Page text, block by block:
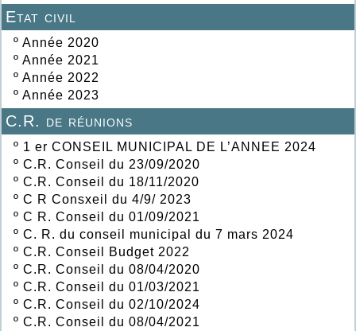
Etat civil
º Année 2020
º Année 2021
º Année 2022
º Année 2023
C.R. de réunions
º 1 er CONSEIL MUNICIPAL DE L’ANNEE 2024
º C.R. Conseil du 23/09/2020
º C.R. Conseil du 18/11/2020
º C R Consxeil du 4/9/ 2023
º C R. Conseil du 01/09/2021
º C. R. du conseil municipal du 7 mars 2024
º C.R. Conseil Budget 2022
º C.R. Conseil du 08/04/2020
º C.R. Conseil du 01/03/2021
º C.R. Conseil du 02/10/2024
º C.R. Conseil du 08/04/2021